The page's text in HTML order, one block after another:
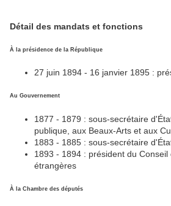
Détail des mandats et fonctions
À la présidence de la République
27 juin 1894 - 16 janvier 1895 :
Au Gouvernement
1877 - 1879 : sous-secrétaire
publique, aux Beaux-Arts et aux
1883 - 1885 : sous-secrétaire
1893 - 1894 : président du
étrangères
À la Chambre des députés